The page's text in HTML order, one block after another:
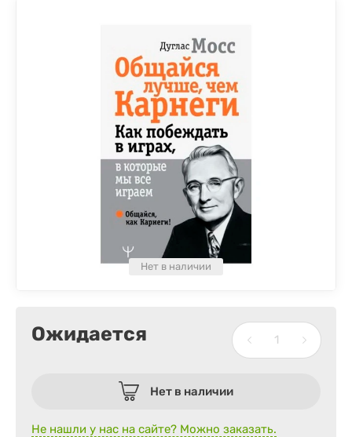
Нет в наличии
Ожидается
Нет в наличии
Не нашли у нас на сайте? Можно заказать.